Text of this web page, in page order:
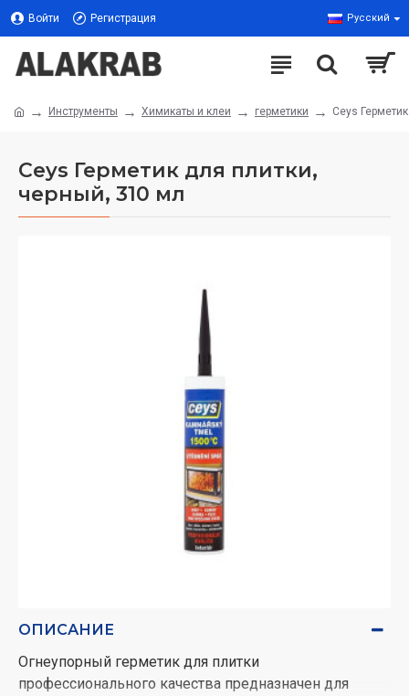
Войти Регистрация Русский
Инструменты Химикаты и клеи герметики Ceys
Ceys Герметик для плитки,
черный, 310 мл
ОПИСАНИЕ
Огнеупорный герметик для плитки
профессионального качества предназначен для